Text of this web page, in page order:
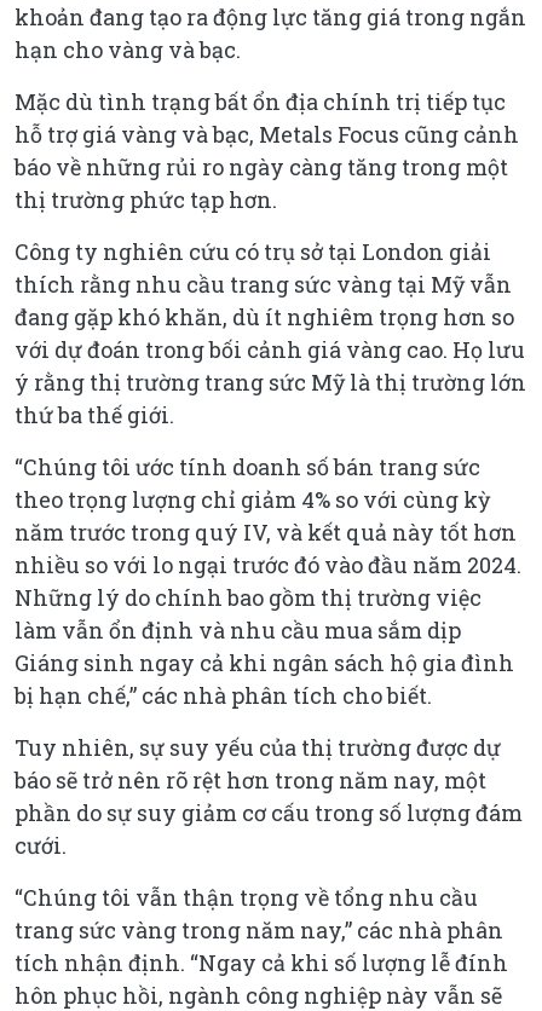
khoản đang tạo ra động lực tăng giá trong ngắn
hạn cho vàng và bạc.
Mặc dù tình trạng bất ổn địa chính trị tiếp tục
hỗ trợ giá vàng và bạc, Metals Focus cũng cảnh
báo về những rủi ro ngày càng tăng trong một
thị trường phức tạp hơn.
Công ty nghiên cứu có trụ sở tại London giải
thích rằng nhu cầu trang sức vàng tại Mỹ vẫn
đang gặp khó khăn, dù ít nghiêm trọng hơn so
với dự đoán trong bối cảnh giá vàng cao. Họ lưu
ý rằng thị trường trang sức Mỹ là thị trường lớn
thứ ba thế giới.
“Chúng tôi ước tính doanh số bán trang sức
theo trọng lượng chỉ giảm 4% so với cùng kỳ
năm trước trong quý IV, và kết quả này tốt hơn
nhiều so với lo ngại trước đó vào đầu năm 2024.
Những lý do chính bao gồm thị trường việc
làm vẫn ổn định và nhu cầu mua sắm dịp
Giáng sinh ngay cả khi ngân sách hộ gia đình
bị hạn chế,” các nhà phân tích cho biết.
Tuy nhiên, sự suy yếu của thị trường được dự
báo sẽ trở nên rõ rệt hơn trong năm nay, một
phần do sự suy giảm cơ cấu trong số lượng đám
cưới.
“Chúng tôi vẫn thận trọng về tổng nhu cầu
trang sức vàng trong năm nay,” các nhà phân
tích nhận định. “Ngay cả khi số lượng lễ đính
hôn phục hồi, ngành công nghiệp này vẫn sẽ